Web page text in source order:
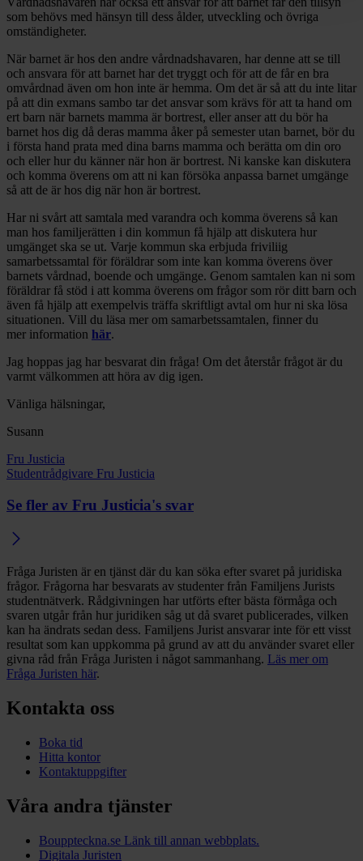
som behövs med hänsyn till dess ålder, utveckling och övriga
omständigheter.
När barnet är hos den andre vårdnadshavaren, har denne att se till
och ansvara för att barnet har det tryggt och för att de får en bra
omvårdnad även om hon inte är hemma. Om det är så att du inte litar
på att din exmans sambo tar det ansvar som krävs för att ta hand om
ert barn när barnets mamma är bortrest, eller anser att du bör ha
barnet hos dig då deras mamma åker på semester utan barnet, bör du
i första hand prata med dina barns mamma och berätta om din oro
och eller hur du känner när hon är bortrest. Ni kanske kan diskutera
och komma överens om att ni kan försöka anpassa barnet umgänge
så att de är hos dig när hon är bortrest.
Har ni svårt att samtala med varandra och komma överens så kan
man hos familjerätten i din kommun få hjälp att diskutera hur
umgänget ska se ut. Varje kommun ska erbjuda friviliig
samarbetssamtal för föräldrar som inte kan komma överens över
barnets vårdnad, boende och umgänge. Genom samtalen kan ni som
föräldrar få stöd i att komma överens om frågor som rör ditt barn och
även få hjälp att exempelvis träffa skriftligt avtal om hur ni ska lösa
situationen. Vill du läsa mer om samarbetssamtalen, finner du
mer information här.
Jag hoppas jag har besvarat din fråga! Om det återstår frågot är du
varmt välkommen att höra av dig igen.
Vänliga hälsningar,
Susann
Fru Justicia
Studentrådgivare Fru Justicia
Se fler av Fru Justicia's svar
Fråga Juristen är en tjänst där du kan söka efter svaret på juridiska
frågor. Frågorna har besvarats av studenter från Familjens Jurists
studentnätverk. Rådgivningen har utförts efter bästa förmåga och
svaren utgår från hur juridiken såg ut då svaret publicerades, vilken
kan ha ändrats sedan dess. Familjens Jurist ansvarar inte för ett visst
resultat som kan uppkomma på grund av att du använder svaret eller
givna råd från Fråga Juristen i något sammanhang. Läs mer om
Fråga Juristen här.
Kontakta oss
Boka tid
Hitta kontor
Kontaktuppgifter
Våra andra tjänster
Bouppteckna.se Länk till annan webbplats.
Digitala Juristen